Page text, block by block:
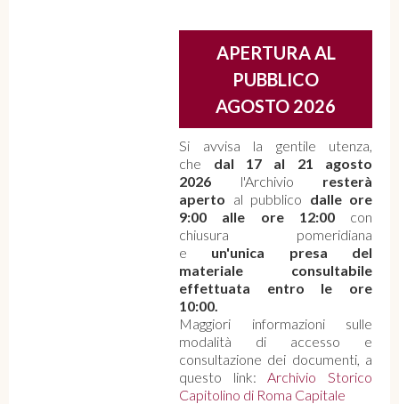
APERTURA AL
PUBBLICO
AGOSTO 2026
Si avvisa la gentile utenza,
che dal 17 al 21 agosto
2026 l'Archivio resterà
aperto al pubblico dalle ore
9:00 alle ore 12:00con
chiusura pomeridiana
e un'unica presa del
materiale consultabile
effettuata entro le ore
10:00.
Maggiori informazioni sulle
modalità di accesso e
consultazione dei documenti, a
questo link: Archivio Storico
Capitolino di Roma Capitale